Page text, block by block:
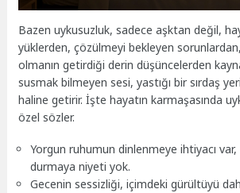
Bazen uykusuzluk, sadece aşktan değil,
yüklerden, çözülmeyi bekleyen
olmanın getirdiği derin düşüncelerden
susmak bilmeyen sesi, yastığı bir sırdaş
haline getirir. İşte hayatın karmaşasında
özel sözler.
Yorgun ruhumun dinlenmeye ihtiyacı
durmaya niyeti yok.
Gecenin sessizliği, içimdeki gürültüyü